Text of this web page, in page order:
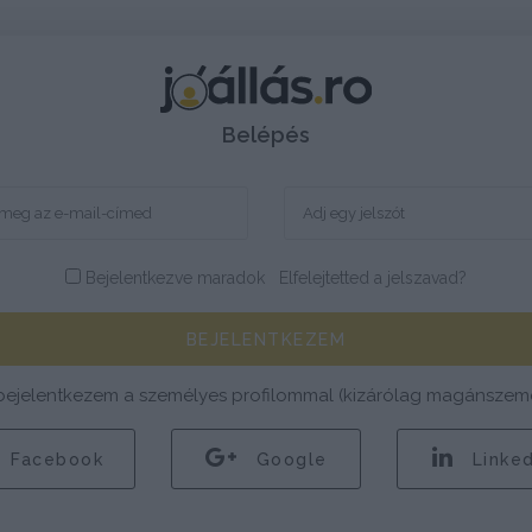
Belépés
Bejelentkezve maradok Elfelejtetted a jelszavad?
BEJELENTKEZEM
a személyes profilommal (kizárólag
Facebook Google